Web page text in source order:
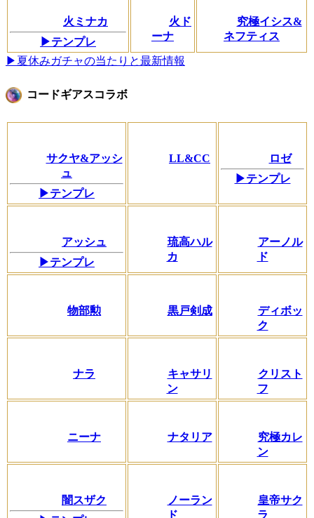
火ミナカ
▶テンプレ
火ド
ーナ
究極イシス&
ネフティス
▶夏休みガチャの当たりと最新情報
コードギアスコラボ
サクヤ&アッシ
ュ
▶テンプレ
LL&CC
ロゼ
▶テンプレ
アッシュ
▶テンプレ
琉高ハル
カ
アーノル
ド
物部勲 黒戸剣成
ディボッ
ク
ナラ
キャサリ
ン
クリスト
フ
ニーナ ナタリア
究極カレ
ン
闇スザク
ノーラン
ド
皇帝サク
ラ